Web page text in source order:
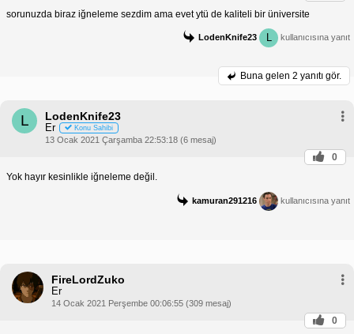
sorunuzda biraz iğneleme sezdim ama evet ytü de kaliteli bir üniversite
LodenKnife23 L kullanıcısına yanıt
Buna gelen 2 yanıtı gör.
L LodenKnife23
Er Konu Sahibi
13 Ocak 2021 Çarşamba 22:53:18 (6 mesaj)
0
Yok hayır kesinlikle iğneleme değil.
kamuran291216 kullanıcısına yanıt
FireLordZuko
Er
14 Ocak 2021 Perşembe 00:06:55 (309 mesaj)
0